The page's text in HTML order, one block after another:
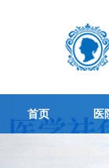
首页 医